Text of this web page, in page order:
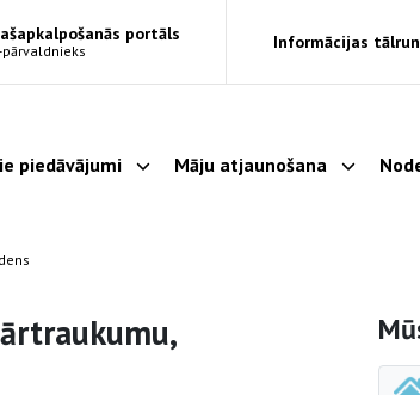
portāls
pārvaldnieks Informācijas
piedāvājumi Parādīt apakšizvēlni
Māju atjaunošana Parādīt